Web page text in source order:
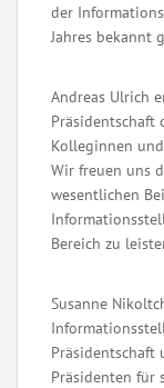
der
Jahres bekannt
Andreas Ulrich
Präsidentschaft
Kolleginnen
Wir freuen uns
wesentlichen
Bereich zu
Susanne
Präsidentschaft
Präsidenten für